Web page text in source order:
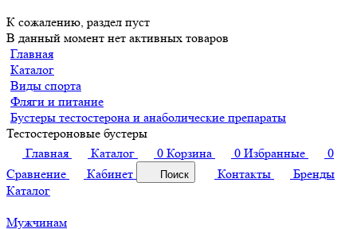
К сожалению, раздел пуст
В данный момент нет активных товаров
Главная
Каталог
Виды спорта
Фляги и питание
Бустеры тестостерона и анаболические препараты
Тестостероновые бустеры
Главная
Каталог 0 Корзина 0 Избранные
0
Сравнение
Кабинет Поиск Контакты
Бренды
Каталог
Мужчинам